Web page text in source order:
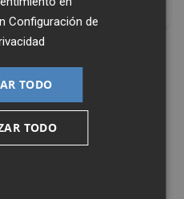
DISCOVER WITH
Configuración de
TODO
TODO